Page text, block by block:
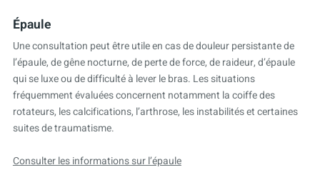
Épaule
Une consultation peut être utile en cas de douleur persistante de
l’épaule, de gêne nocturne, de perte de force, de raideur, d’épaule
qui se luxe ou de difficulté à lever le bras. Les situations
fréquemment évaluées concernent notamment la coiffe des
rotateurs, les calcifications, l’arthrose, les instabilités et certaines
suites de traumatisme.
Consulter les informations sur l’épaule